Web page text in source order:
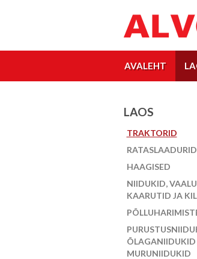
AVALEHT
LAOS
TRAKTORID
RATASLAADURID
HAAGISED
NIIDUKID,
KAARUTID JA
ÕLAGANIIDUKID
MURUNIIDUKID